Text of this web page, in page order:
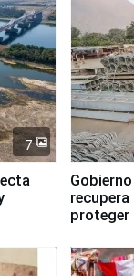
7
proteger